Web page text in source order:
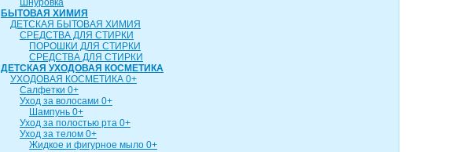
Шнуровка
БЫТОВАЯ ХИМИЯ
ДЕТСКАЯ БЫТОВАЯ ХИМИЯ
СРЕДСТВА ДЛЯ СТИРКИ
ПОРОШКИ ДЛЯ СТИРКИ
СРЕДСТВА ДЛЯ СТИРКИ
ДЕТСКАЯ УХОДОВАЯ КОСМЕТИКА
УХОДОВАЯ КОСМЕТИКА 0+
Салфетки 0+
Уход за волосами 0+
Шампунь 0+
Уход за полостью рта 0+
Уход за телом 0+
Жидкое и фигурное мыло 0+